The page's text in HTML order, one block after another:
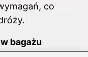
co
bagażu